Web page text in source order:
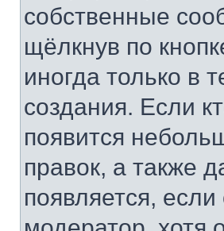
собственные
щёлкнув по
иногда только в
создания. Если
появится
правок, а также
появляется,